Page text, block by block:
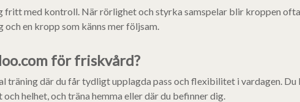
fritt med kontroll. När rörlighet och styrka samspelar blir kroppen
en kropp som känns mer följsam.
för friskvård?
där du får tydligt upplagda pass och flexibilitet i vardagen. Du
helhet, och träna hemma eller där du befinner dig.